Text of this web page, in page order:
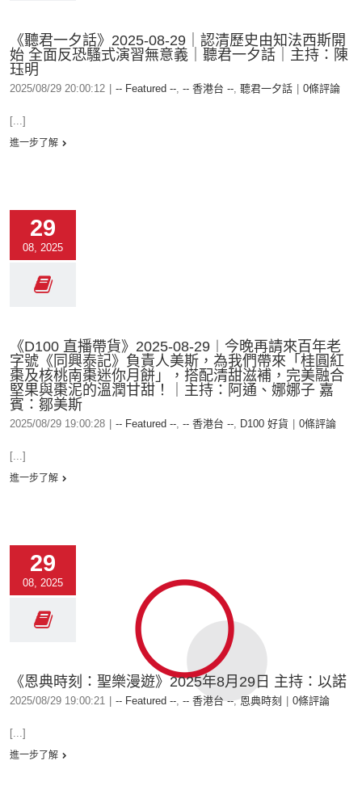
《聽君一夕話》2025-08-29｜認清歷史由知法西斯開
始 全面反恐騷式演習無意義｜聽君一夕話｜主持：陳
珏明
2025/08/29 20:00:12 -- Featured --, -- 香港台 --, 聽君一夕話 0條評論
[...]
進一步了解
29
08, 2025
《D100 直播帶貨》2025-08-29︱今晚再請來百年老
字號《同興泰記》負責人美斯，為我們帶來「桂圓紅
棗及核桃南棗迷你月餅」，搭配清甜滋補，完美融合
堅果與棗泥的溫潤甘甜！｜主持：阿通、娜娜子 嘉
賓：鄒美斯
2025/08/29 19:00:28 -- Featured --, -- 香港台 --, D100 好貨 0條評論
[...]
進一步了解
29
08, 2025
《恩典時刻：聖樂漫遊》2025年8月29日 主持：以諾
2025/08/29 19:00:21 -- Featured --, -- 香港台 --,恩典時刻 0條評論
[...]
進一步了解